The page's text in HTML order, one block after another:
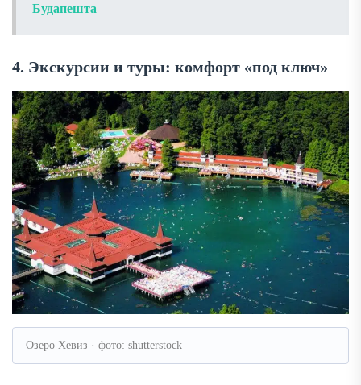
Будапешта
4. Экскурсии и туры: комфорт «под ключ»
Озеро Хевиз · фото: shutterstock